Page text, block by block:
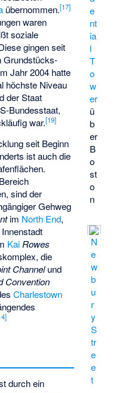
e
nt
ia
l
T
o
w
er
ü
b
er
B
o
st
o
n
N
e
w
b
u
r
y
S
tr
e
e
t
übernommen.[17]
waren
soziale
gingen seit
Grundstücks-
Jahr 2004 hatte
höchste Niveau
der Staat
Bundesstaat,
war.[19]
seit Beginn
ist auch die
sind der
Gehweg
im North End,
Kai Rowes
die
Channelund
Convention
Charlestown
]
durch ein